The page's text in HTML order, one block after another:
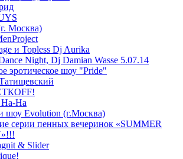
Москва)
и Topless Dj Aurika
Night, Dj Damian Wasse 5.07.14
эротическое шоу "Pride"
На-На
шоу Evolution (г.Москва)
серии пенных вечеринок «SUMMER
& Slider